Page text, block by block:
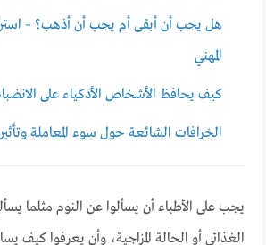
هل يجب أن أبقى أم يجب أن أذهب؟ –
المهني
كيف يحافظ الأشخاص الأذكياء على
الخرافات الشائعة حول سوء المعاملة
يجب على الأطباء أن يسألوا عن النوم مثلما
الغذائي أو الحالة المزاجية، وأن يعرفوا كيف